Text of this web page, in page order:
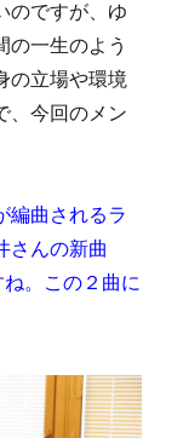
のですが、ゆ
の一生のよう
の立場や環境
、今回のメン
曲されるラ
さんの新曲
ね。この２曲に